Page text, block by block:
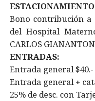
Bono contribución a
del Hospital
CARLOS
ENTRADAS:
Entrada general $40.-
Entrada general +
25% de desc. con